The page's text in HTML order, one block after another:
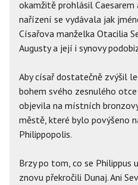
okamžitě prohlásil Caesarem
nařízení se vydávala jak
Císařova manželka Otacilia
Augusty a její i synovy
Aby císař dostatečně zvýšil
bohem svého zesnulého otce
objevila na místních
městě, které bylo povýšeno
Philippopolis.
Brzy po tom, co se Philippus
znovu překročili Dunaj. Ani